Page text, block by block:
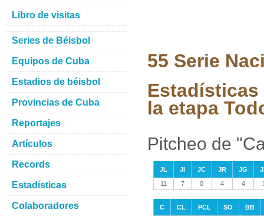
55 Serie
Estadísticas
la etapa
Pitcheo de
JL JI JC JR JG
11
7 0 4 4
C CL PCL SO
BB
Libro de visitas
Series de Béisbol
Equipos de Cuba
Estadios de béisbol
Provincias de Cuba
Reportajes
Artículos
Records
Estadísticas
Colaboradores